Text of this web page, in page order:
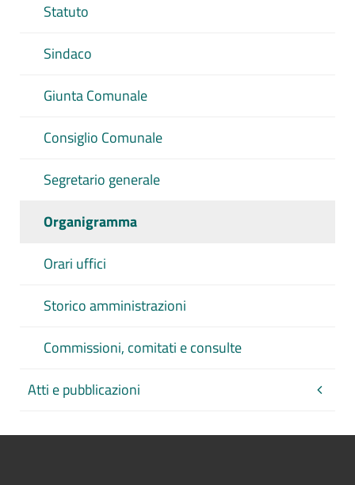
Statuto
Sindaco
Giunta Comunale
Consiglio Comunale
Segretario generale
Organigramma
Orari uffici
Storico amministrazioni
Commissioni, comitati e consulte
Atti e pubblicazioni